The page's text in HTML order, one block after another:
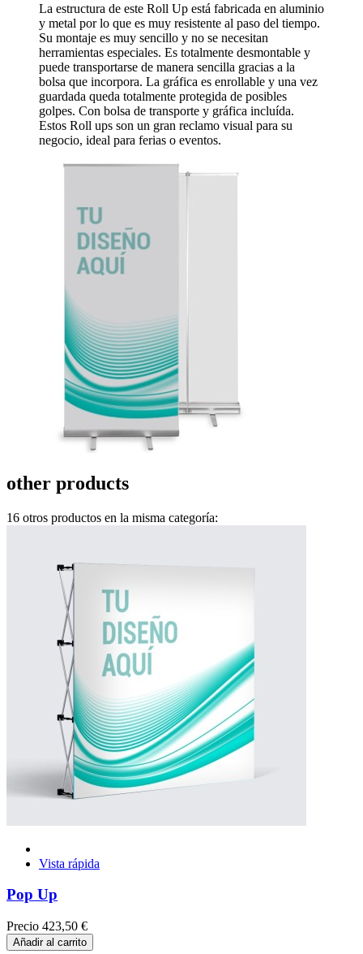
La estructura de este Roll Up está fabricada en aluminio
y metal por lo que es muy resistente al paso del tiempo.
Su montaje es muy sencillo y no se necesitan
herramientas especiales. Es totalmente desmontable y
puede transportarse de manera sencilla gracias a la
bolsa que incorpora. La gráfica es enrollable y una vez
guardada queda totalmente protegida de posibles
golpes. Con bolsa de transporte y gráfica incluída.
Estos Roll ups son un gran reclamo visual para su
negocio, ideal para ferias o eventos.
other products
16 otros productos en la misma categoría:
Vista rápida
Pop Up
Precio 423,50 €
Añadir al carrito